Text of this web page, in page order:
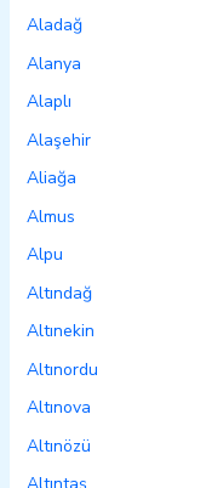
Aladağ
Alanya
Alaplı
Alaşehir
Aliağa
Almus
Alpu
Altındağ
Altınekin
Altınordu
Altınova
Altınözü